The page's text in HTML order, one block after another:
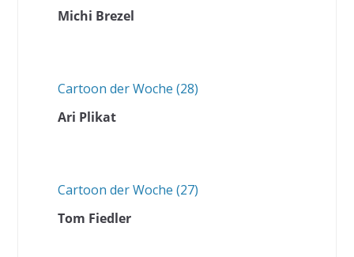
Michi Brezel
Cartoon der Woche (28)
Ari Plikat
Cartoon der Woche (27)
Tom Fiedler